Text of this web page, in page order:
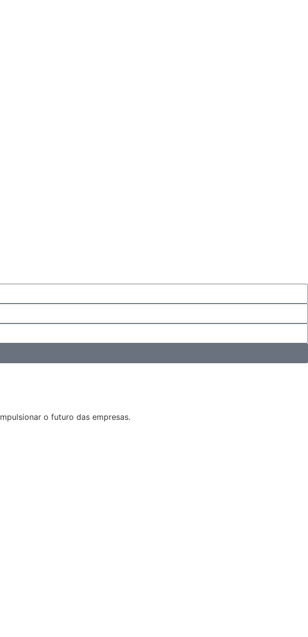
o futuro das empresas.